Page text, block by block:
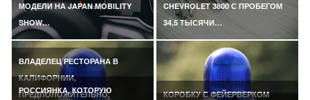
МОДЕЛИ НА JAPAN MOBILITY
SHOW…
CHEVROLET 3800 С ПРОБЕГОМ
34,5 ТЫСЯЧИ…
ВЛАДЕЛЕЦ РЕСТОРАНА В
КАЛИФОРНИИ,
ПРЕДПОЛОЖИТЕЛЬНО,
КОРОБКУ С ФЕЙЕРВЕРКОМ
РОССИЯНКА, КОТОРУЮ